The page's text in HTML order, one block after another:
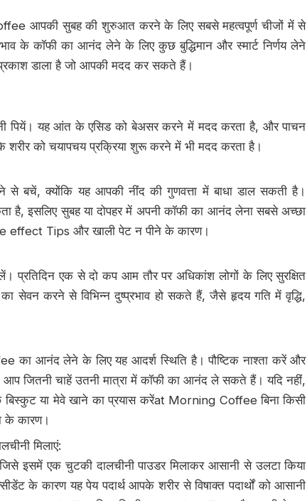
आपकी सुबह की शुरुआत करने के लिए सबसे महत्वपूर्ण चीजों में से
के कॉफी का आनंद लेने के लिए कुछ बुद्धिमान और स्मार्ट निर्णय लेने
डाला है जो आपकी मदद कर सकते हैं।
पियें। यह आंत के एसिड को बेअसर करने में मदद करता है, और पाचन
को चयापचय प्रक्रिया शुरू करने में भी मदद करता है।
बचें, क्योंकि यह आपकी नींद की गुणवत्ता में बाधा डाल सकती है।
इसलिए सुबह या दोपहर में अपनी कॉफी का आनंद लेना सबसे अच्छा
effect Tips और खाली पेट न पीने के कारण।
प्रतिदिन एक से दो कप आम तौर पर अधिकांश लोगों के लिए सुरक्षित
सेवन करने से विभिन्न दुष्प्रभाव हो सकते हैं, जैसे हृदय गति में वृद्धि,
का आनंद लेने के लिए यह आदर्श स्थिति है। पौष्टिक नाश्ता करें और
जितनी चाहें उतनी मात्रा में कॉफी का आनंद ले सकते हैं। यदि नहीं,
या मेवे खाने का प्रयास करेंat Morning Coffee बिना किसी
के कारण।
मिलाएं:
इसमें एक चुटकी दालचीनी पाउडर मिलाकर आसानी से उलटा किया
के कारण यह पेय पदार्थ आपके शरीर से विषाक्त पदार्थों को आसानी